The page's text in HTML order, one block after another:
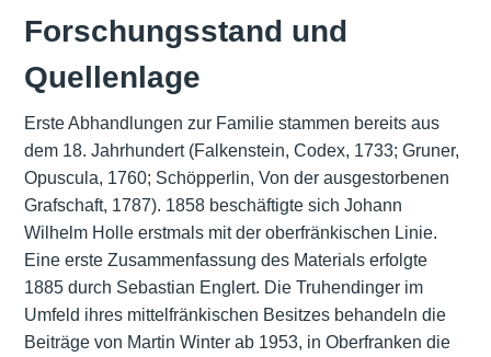
Forschungsstand und
Quellenlage
Erste Abhandlungen zur Familie stammen bereits aus
dem 18. Jahrhundert (Falkenstein, Codex, 1733; Gruner,
Opuscula, 1760; Schöpperlin, Von der ausgestorbenen
Grafschaft, 1787). 1858 beschäftigte sich Johann
Wilhelm Holle erstmals mit der oberfränkischen Linie.
Eine erste Zusammenfassung des Materials erfolgte
1885 durch Sebastian Englert. Die Truhendinger im
Umfeld ihres mittelfränkischen Besitzes behandeln die
Beiträge von Martin Winter ab 1953, in Oberfranken die